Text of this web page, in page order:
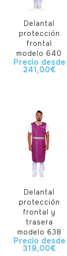
Delantal
protección
frontal
modelo 640
Precio desde
241,00€
Delantal
protección
frontal y
trasera
modelo 638
Precio desde
319,00€